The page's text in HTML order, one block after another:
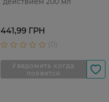
441,99 ГРН